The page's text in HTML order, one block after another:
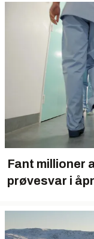
Fant millioner
prøvesvar i